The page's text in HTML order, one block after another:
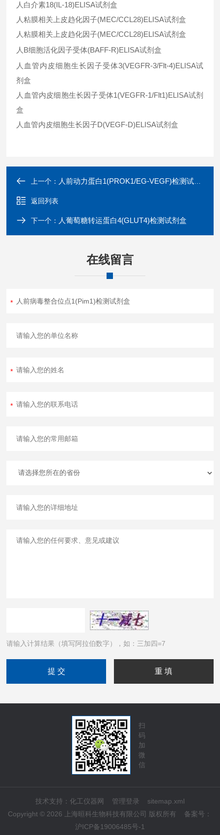
人白介素18(IL-18)ELISA试剂盒
人粘膜相关上皮趋化因子(MEC/CCL28)ELISA试剂盒
人粘膜相关上皮趋化因子(MEC/CCL28)ELISA试剂盒
人 B细胞活化因子受体(BAFF-R)ELISA试剂盒
人血管内皮细胞生长因子受体3(VEGFR-3/Flt-4)ELISA试
剂盒
人血管内皮细胞生长因子受体1(VEGFR-1/Flt1)ELISA试剂
盒
人血管内皮细胞生长因子D(VEGF-D)ELISA试剂盒
上一个： 人前动力蛋白1(PROK1/EG-VEGF)检测试剂盒
返回列表
下一个： 人葡萄糖转运蛋白4(GLUT4)检测试剂盒
在线留言
请输入计算结果（填写阿拉伯数字），如：三加四=7
扫
码
加
微
信
技术支持： 化工仪器网 管理登录
sitemap.xml
Copyright © 2026 上海晅科生物科技有限公司 版权所有 备案号：
沪ICP备19006485号-1